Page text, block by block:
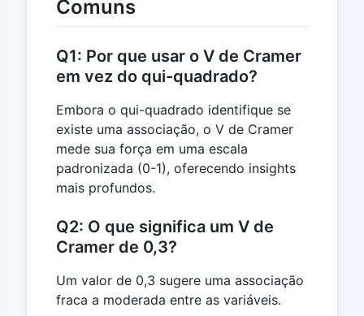
Comuns
Q1: Por que usar o V de Cramer
em vez do qui-quadrado?
Embora o qui-quadrado identifique se
existe uma associação, o V de Cramer
mede sua força em uma escala
padronizada (0-1), oferecendo insights
mais profundos.
Q2: O que significa um V de
Cramer de 0,3?
Um valor de 0,3 sugere uma associação
fraca a moderada entre as variáveis.